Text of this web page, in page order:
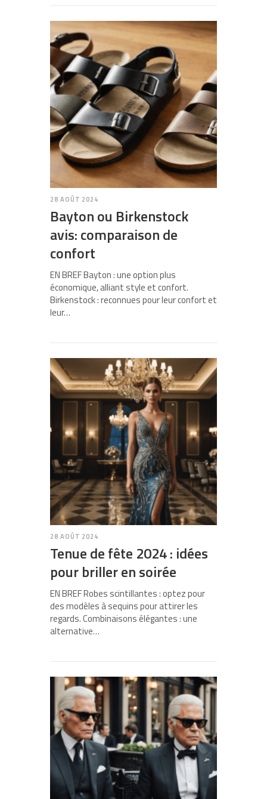
28 AOÛT 2024
Bayton ou Birkenstock
avis: comparaison de
confort
EN BREF Bayton : une option plus
économique, alliant style et confort.
Birkenstock : reconnues pour leur confort et
leur…
28 AOÛT 2024
Tenue de fête 2024 : idées
pour briller en soirée
EN BREF Robes scintillantes : optez pour
des modèles à sequins pour attirer les
regards. Combinaisons élégantes : une
alternative…